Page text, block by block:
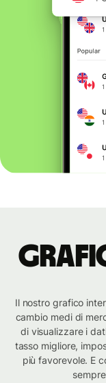
Il nostro grafico
cambio medi di
di visualizzare i
tasso migliore,
più favorevole. E